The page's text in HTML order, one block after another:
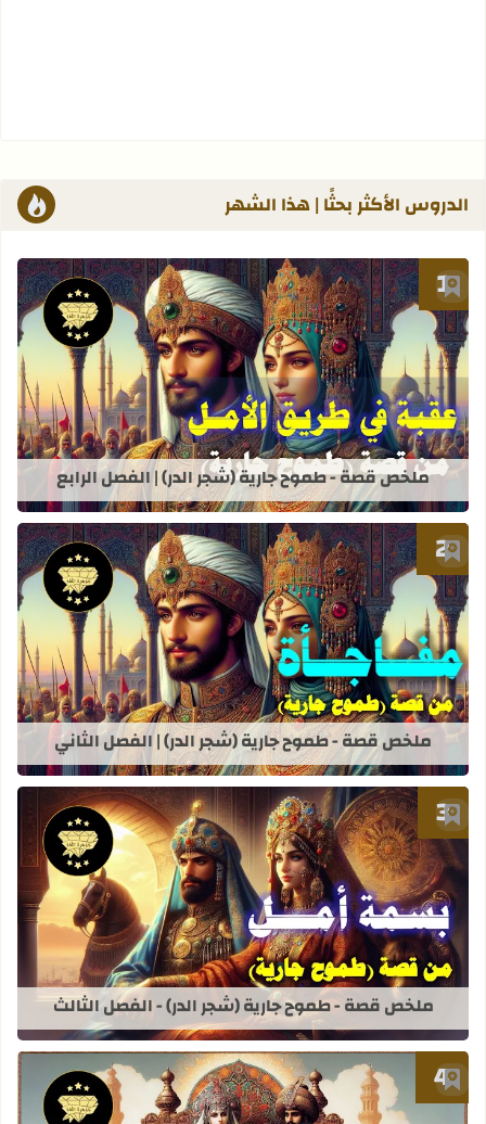
الدروس الأكثر بحثًا | هذا الشهر
أضف إلى العلامات المرجعية
قراءة المزيد عن ملخص قصة - طموح
ملخص قصة - طموح جارية (شجر الدر) | الفصل الرابع
أضف إلى العلامات المرجعية
قراءة المزيد عن ملخص قصة - طموح
ملخص قصة - طموح جارية (شجر الدر) | الفصل الثاني
أضف إلى العلامات المرجعية
قراءة المزيد عن ملخص قصة - طموح
ملخص قصة - طموح جارية (شجر الدر) - الفصل الثالث
أضف إلى العلامات المرجعية